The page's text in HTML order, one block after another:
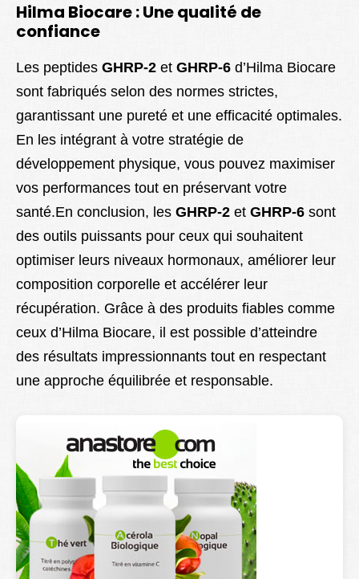
Hilma Biocare : Une qualité de
confiance
Les peptides GHRP-2 et GHRP-6 d’Hilma Biocare
sont fabriqués selon des normes strictes,
garantissant une pureté et une efficacité optimales.
En les intégrant à votre stratégie de
développement physique, vous pouvez maximiser
vos performances tout en préservant votre
santé.En conclusion, les GHRP-2 et GHRP-6 sont
des outils puissants pour ceux qui souhaitent
optimiser leurs niveaux hormonaux, améliorer leur
composition corporelle et accélérer leur
récupération. Grâce à des produits fiables comme
ceux d’Hilma Biocare, il est possible d’atteindre
des résultats impressionnants tout en respectant
une approche équilibrée et responsable.